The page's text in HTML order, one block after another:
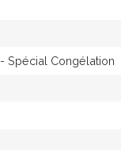
Spécial Congélation